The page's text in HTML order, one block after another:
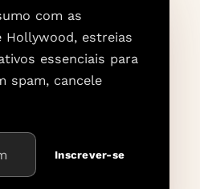
com as
Hollywood, estreias
essenciais para
spam, cancele
Inscrever-se